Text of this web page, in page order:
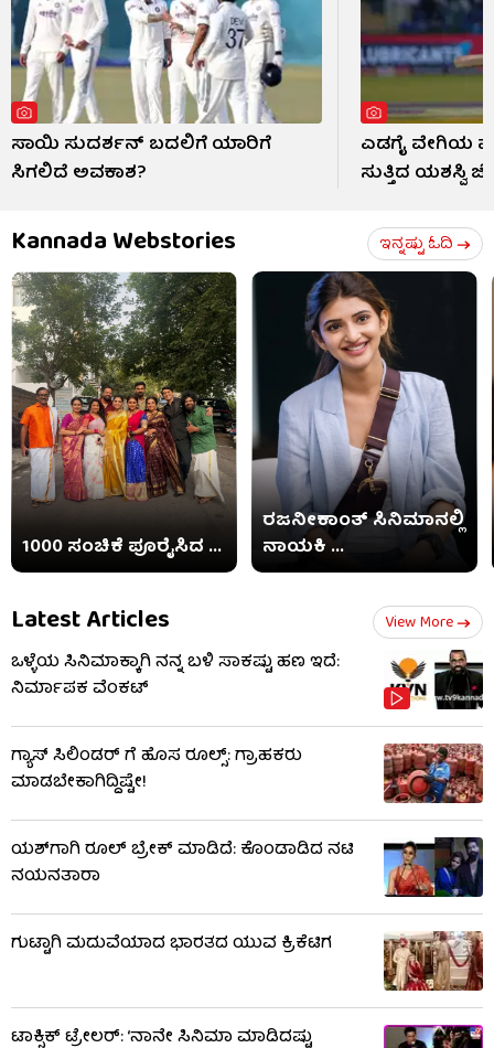
ಸಾಯಿ ಸುದರ್ಶನ್ ಬದಲಿಗೆ ಯಾರಿಗೆ
ಸಿಗಲಿದೆ ಅವಕಾಶ?
ಎಡಗೈ ವೇಗಿಯ
ಸುತ್ತಿದ ಯಶಸ್ವಿ
Kannada Webstories ಇನ್ನಷ್ಟು ಓದಿ
1000 ಸಂಚಿಕೆ ಪೂರೈಸಿದ ...
ರಜನೀಕಾಂತ್ ಸಿನಿಮಾನಲ್ಲಿ
ನಾಯಕಿ ...
Latest Articles View More
ಒಳ್ಳೆಯ ಸಿನಿಮಾಕ್ಕಾಗಿ ನನ್ನ ಬಳಿ ಸಾಕಷ್ಟು ಹಣ ಇದೆ:
ನಿರ್ಮಾಪಕ ವೆಂಕಟ್
ಗ್ಯಾಸ್ ಸಿಲಿಂಡರ್ ಗೆ ಹೊಸ ರೂಲ್ಸ್‌: ಗ್ರಾಹಕರು
ಮಾಡಬೇಕಾಗಿದ್ದಿಷ್ಟೇ!
ಯಶ್​​ಗಾಗಿ ರೂಲ್ ಬ್ರೇಕ್ ಮಾಡಿದೆ: ಕೊಂಡಾಡಿದ ನಟಿ
ನಯನತಾರಾ
ಗುಟ್ಟಾಗಿ ಮದುವೆಯಾದ ಭಾರತದ ಯುವ ಕ್ರಿಕೆಟಿಗ
ಟಾಕ್ಸಿಕ್ ಟ್ರೇಲರ್​: ‘ನಾನೇ ಸಿನಿಮಾ ಮಾಡಿದಷ್ಟು